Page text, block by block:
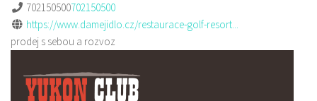
702150500702150500
https://www.damejidlo.cz/restaurace-golf-resort...
prodej s sebou a rozvoz